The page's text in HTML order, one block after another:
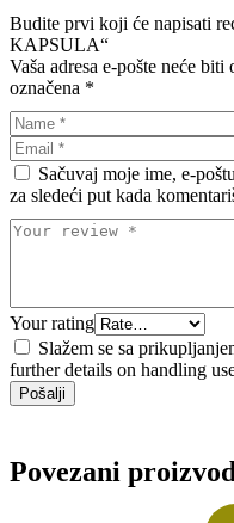
Budite prvi koji će napisati
KAPSULA“
Vaša adresa e-pošte neće biti
označena *
Sačuvaj moje ime, e-
za sledeći put kada
Your rating
Slažem se sa
further details on handling
Povezani